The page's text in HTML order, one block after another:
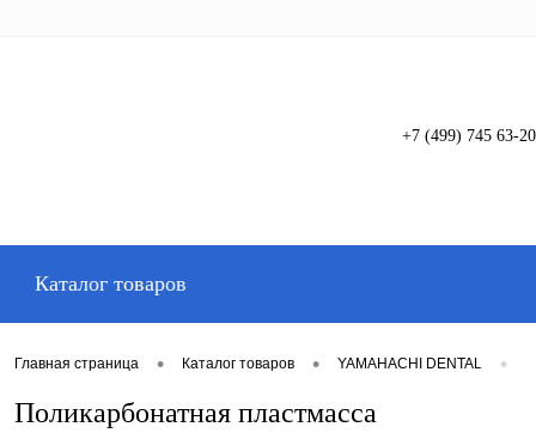
+7 (499) 745 63-20
Каталог товаров
Главная страница • Каталог товаров • YAMAHACHI DENTAL •
Поликарбонатная пластмасса